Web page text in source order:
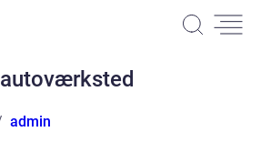
autoværksted
admin